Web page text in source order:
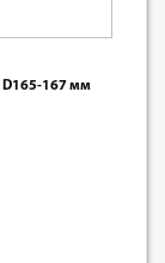
D165-167 мм